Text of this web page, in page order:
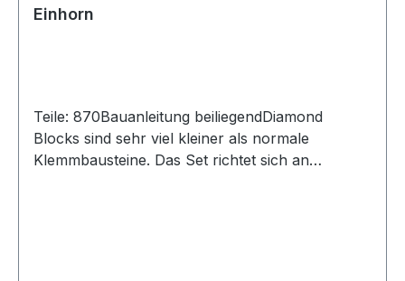
Einhorn
Teile: 870Bauanleitung beiliegendDiamond
Blocks sind sehr viel kleiner als normale
Klemmbausteine. Das Set richtet sich an